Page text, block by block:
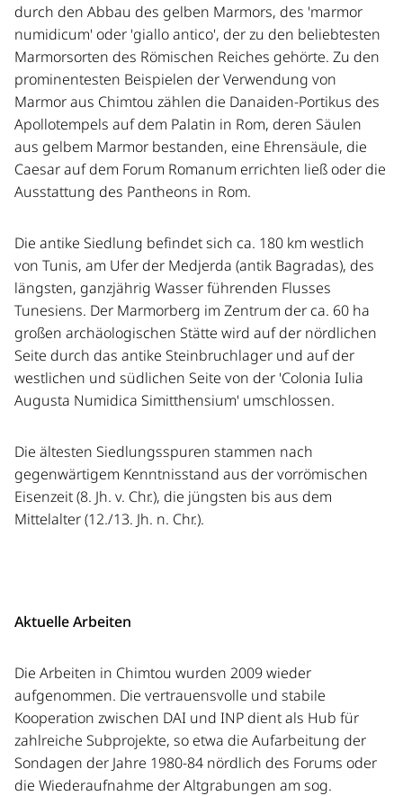
durch den Abbau des gelben Marmors, des 'marmor
numidicum' oder 'giallo antico', der zu den beliebtesten
Marmorsorten des Römischen Reiches gehörte. Zu den
prominentesten Beispielen der Verwendung von
Marmor aus Chimtou zählen die Danaiden-Portikus des
Apollotempels auf dem Palatin in Rom, deren Säulen
aus gelbem Marmor bestanden, eine Ehrensäule, die
Caesar auf dem Forum Romanum errichten ließ oder die
Ausstattung des Pantheons in Rom.
Die antike Siedlung befindet sich ca. 180 km westlich
von Tunis, am Ufer der Medjerda (antik Bagradas), des
längsten, ganzjährig Wasser führenden Flusses
Tunesiens. Der Marmorberg im Zentrum der ca. 60 ha
großen archäologischen Stätte wird auf der nördlichen
Seite durch das antike Steinbruchlager und auf der
westlichen und südlichen Seite von der 'Colonia Iulia
Augusta Numidica Simitthensium' umschlossen.
Die ältesten Siedlungsspuren stammen nach
gegenwärtigem Kenntnisstand aus der vorrömischen
Eisenzeit (8. Jh. v. Chr.), die jüngsten bis aus dem
Mittelalter (12./13. Jh. n. Chr.).
Aktuelle Arbeiten
Die Arbeiten in Chimtou wurden 2009 wieder
aufgenommen. Die vertrauensvolle und stabile
Kooperation zwischen DAI und INP dient als Hub für
zahlreiche Subprojekte, so etwa die Aufarbeitung der
Sondagen der Jahre 1980-84 nördlich des Forums oder
die Wiederaufnahme der Altgrabungen am sog.